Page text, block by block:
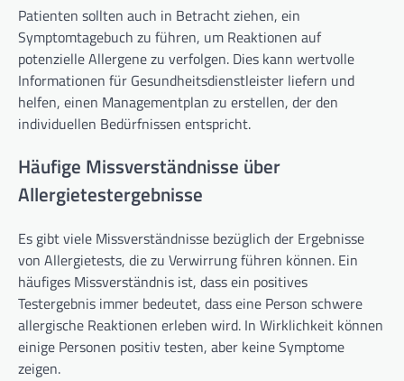
Patienten sollten auch in Betracht ziehen, ein
Symptomtagebuch zu führen, um Reaktionen auf
potenzielle Allergene zu verfolgen. Dies kann wertvolle
Informationen für Gesundheitsdienstleister liefern und
helfen, einen Managementplan zu erstellen, der den
individuellen Bedürfnissen entspricht.
Häufige Missverständnisse über
Allergietestergebnisse
Es gibt viele Missverständnisse bezüglich der Ergebnisse
von Allergietests, die zu Verwirrung führen können. Ein
häufiges Missverständnis ist, dass ein positives
Testergebnis immer bedeutet, dass eine Person schwere
allergische Reaktionen erleben wird. In Wirklichkeit können
einige Personen positiv testen, aber keine Symptome
zeigen.